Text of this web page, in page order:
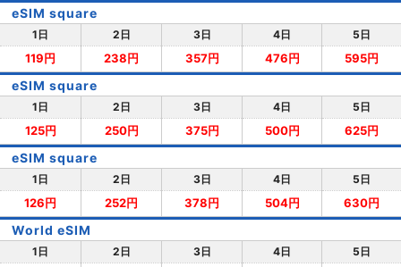
eSIM square
1日 2日 3日 4日 5日
119円 238円 357円 476円 595円
eSIM square
1日 2日 3日 4日 5日
125円 250円 375円 500円 625円
eSIM square
1日 2日 3日 4日 5日
126円 252円 378円 504円 630円
World eSIM
1日 2日 3日 4日 5日